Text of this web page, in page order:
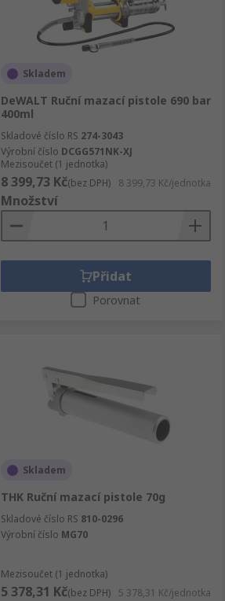
Skladem
DeWALT Ruční mazací pistole 690 bar
400ml
Skladové číslo RS 274-3043
Výrobní číslo DCGG571NK-XJ
Mezisoučet (1 jednotka)
8 399,73 Kč(bez DPH) 8 399,73 Kč/jednotka
Množství
Přidat
Porovnat
Skladem
THK Ruční mazací pistole 70g
Skladové číslo RS 810-0296
Výrobní číslo MG70
Mezisoučet (1 jednotka)
5 378,31 Kč(bez DPH) 5 378,31 Kč/jednotka